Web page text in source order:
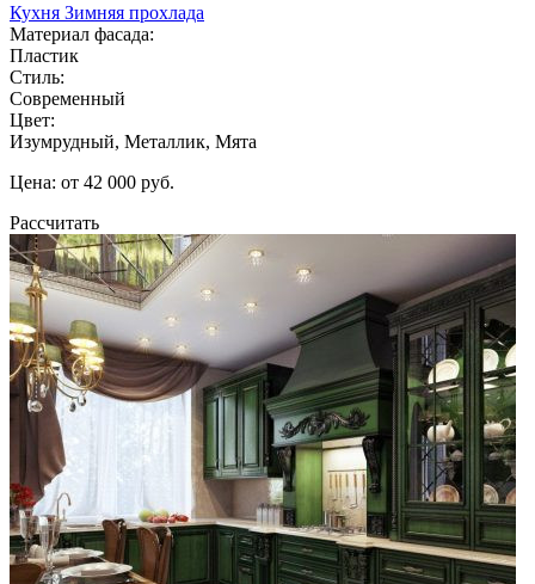
Кухня Зимняя прохлада
Материал фасада:
Пластик
Стиль:
Современный
Цвет:
Изумрудный, Металлик, Мята
Цена: от 42 000 руб.
Рассчитать